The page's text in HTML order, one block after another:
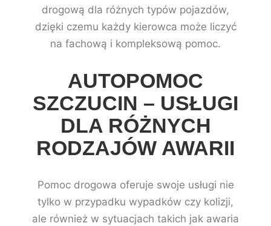
drogową dla różnych typów pojazdów,
dzięki czemu każdy kierowca może liczyć
na fachową i kompleksową pomoc.
AUTOPOMOC
SZCZUCIN – USŁUGI
DLA RÓŻNYCH
RODZAJÓW AWARII
Pomoc drogowa oferuje swoje usługi nie
tylko w przypadku wypadków czy kolizji,
ale również w sytuacjach takich jak awaria